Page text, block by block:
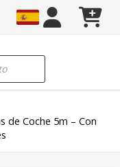
de Coche 5m – Con